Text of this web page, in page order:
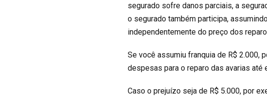
segurado sofre danos parciais, a
o segurado também participa,
independentemente do preço dos
Se você assumiu franquia de R$ 2.000,
despesas para o reparo das avarias até
Caso o prejuízo seja de R$ 5.000, por